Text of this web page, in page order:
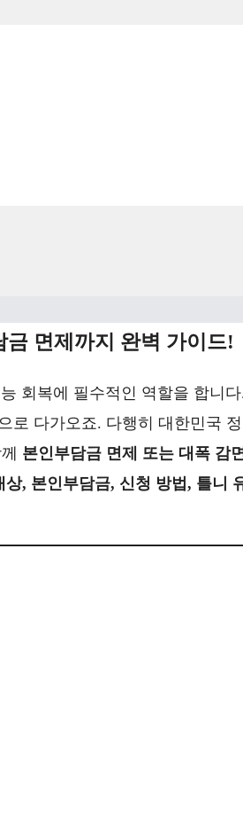
면제까지 완벽 가이드!
회복에 필수적인 역할을 합니
로 다가오죠. 다행히 대한민국 정
본인부담금 면제 또는 대폭 감
, 본인부담금, 신청 방법, 틀니